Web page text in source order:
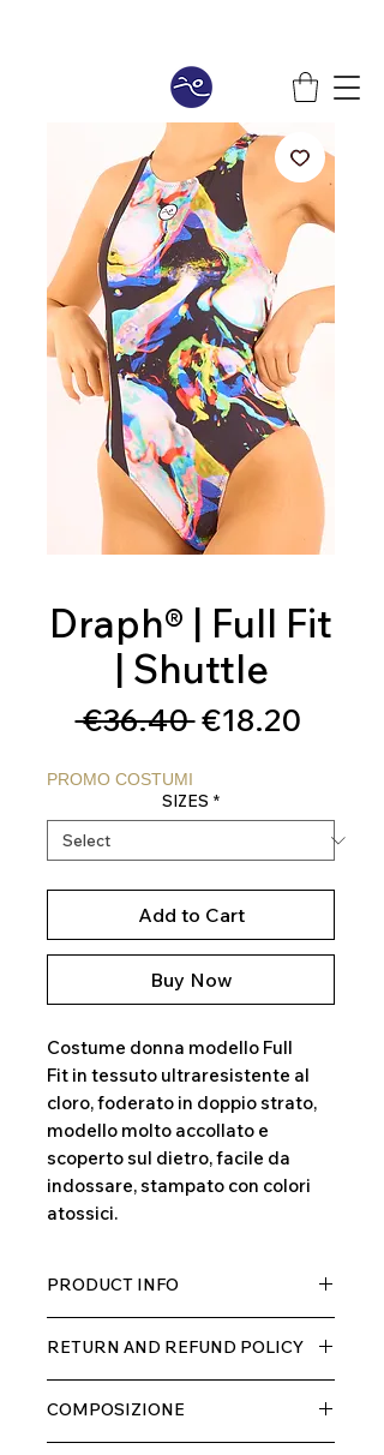
Draph® | Full Fit
| Shuttle
€36.40 Regular
€18.20Sale
PROMO COSTUMI
SIZES *
Add to Cart
Buy Now
Costume donna modello Full
Fit in tessuto ultraresistente al
cloro, foderato in doppio strato,
modello molto accollato e
scoperto sul dietro, facile da
indossare, stampato con colori
atossici.
PRODUCT INFO
di elastane, molto comodo per chi lo
indossa grazia alla sua elastcità, in
doppio strato con fodera.
RETURN AND REFUND POLICY
entro 10 giorni dal ricevimento,
rimborseremo il cliente, escluse le
COMPOSIZIONE